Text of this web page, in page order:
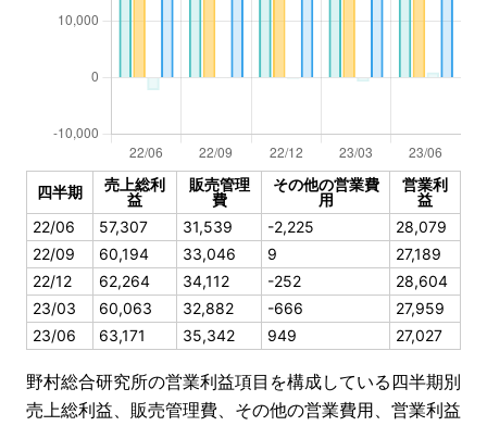
四半期
売上総利
益
販売管理
費
その他の営業費
用
営業利
益
22/06
57,307 31,539 -2,225
28,079
22/09
60,194 33,046 9
27,189
22/12
62,264 34,112 -252
28,604
23/03
60,063 32,882 -666
27,959
23/06
63,171 35,342 949 27,027
野村総合研究所の営業利益項目を構成している四半期別
売上総利益、販売管理費、その他の営業費用、営業利益